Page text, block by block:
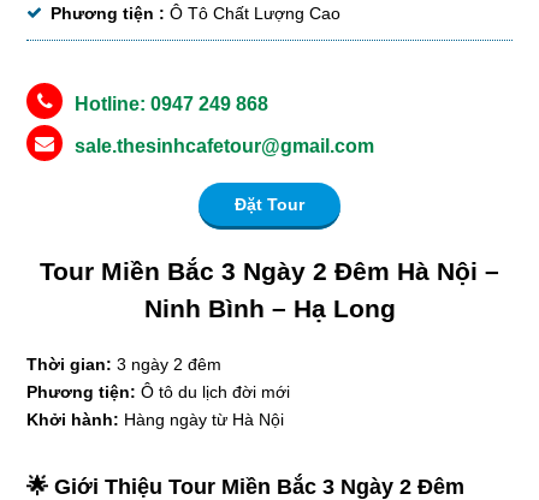
Phương tiện : Ô Tô Chất Lượng Cao
Hotline: 0947 249 868
sale.thesinhcafetour@gmail.com
Đặt Tour
Tour Miền Bắc 3 Ngày 2 Đêm Hà Nội –
Ninh Bình – Hạ Long
Thời gian: 3 ngày 2 đêm
Phương tiện: Ô tô du lịch đời mới
Khởi hành: Hàng ngày từ Hà Nội
🌟 Giới Thiệu Tour Miền Bắc 3 Ngày 2 Đêm